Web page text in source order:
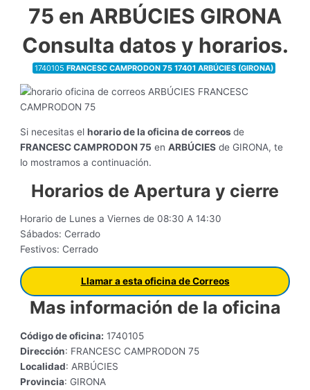
75 en ARBÚCIES GIRONA
Consulta datos y horarios.
1740105 FRANCESC CAMPRODON 75 17401 ARBÚCIES (GIRONA)
Si necesitas elhorario de la oficina de correosde
FRANCESC CAMPRODON 75 enARBÚCIES de GIRONA, te
lo mostramos a continuación.
Horarios de Apertura y cierre
Horario de Lunes a Viernes de 08:30 A 14:30
Sábados: Cerrado
Festivos: Cerrado
Llamar a esta oficina de Correos
Mas información de la oficina
Código de oficina: 1740105
Dirección: FRANCESC CAMPRODON 75
Localidad: ARBÚCIES
Provincia: GIRONA